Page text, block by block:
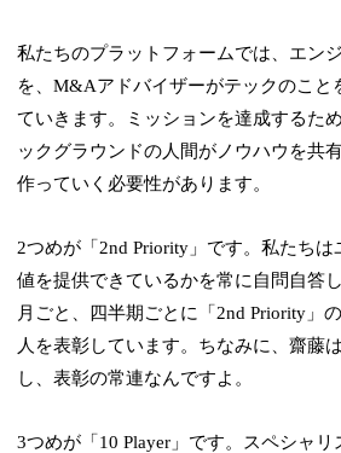
私たちのプラットフォームでは、エン
を、M&Aアドバイザーがテックのこと
ていきます。ミッションを達成するた
ックグラウンドの人間がノウハウを共
作っていく必要性があります。
2つめが「2nd Priority」です。私たち
値を提供できているかを常に自問自答
月ごと、四半期ごとに「2nd Priority」
人を表彰しています。ちなみに、齋藤
し、表彰の常連なんですよ。
3つめが「10 Player」です。スペシャ